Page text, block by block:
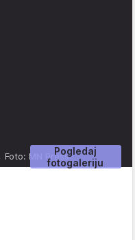
Pogledaj
fotogaleriju
Foto: MN Press